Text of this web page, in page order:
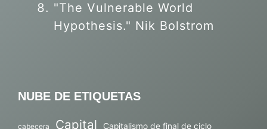
"The Vulnerable World
Hypothesis." Nik Bolstrom
NUBE DE ETIQUETAS
cabecera Capital Capitalismo de final de ciclo